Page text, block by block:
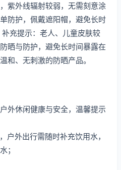
紫外线辐射较弱，无需刻意涂
防护，佩戴遮阳帽，避免长时
充提示：老人、儿童皮肤较
晒与防护，避免长时间暴露在
和、无刺激的防晒产品。
外休闲健康与安全，温馨提示
户外出行需随时补充饮用水，
；